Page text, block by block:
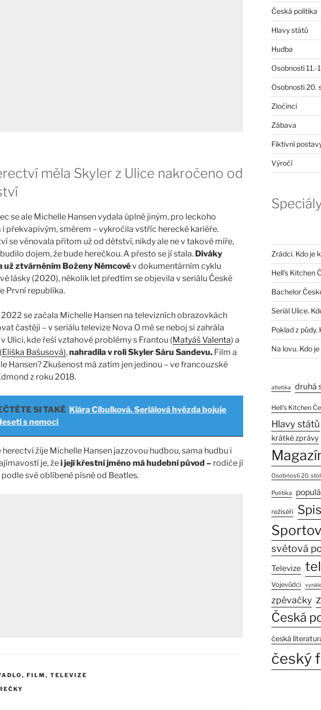
měla Skyler z Ulice nakročeno od
se ale Michelle Hansen vydala úplně jiným, pro leckoho
i překvapivým, směrem – vykročila vstříc herecké kariéře.
se věnovala přitom už od dětství, nikdy ale ne v takové míře,
dojem, že bude herečkou. A přesto se jí stala. Diváky
už ztvárněním Boženy Němcovév dokumentárním cyklu
lásky (2020), několik let předtím se objevila v seriálu České
První republika.
se začala Michelle Hansen na televizních obrazovkách
častěji – v seriálu televize Nova O mě se neboj si zahrála
Ulici, kde řeší vztahové problémy s Frantou (Matyáš Valenta) a
Eliška Bašusová),nahradila v roli Skyler Sáru Sandevu. Film a
Hansen? Zkušenost má zatím jen jedinou – ve francouzské
z roku 2018.
SI TAKÉ Klára Cibulková. Seriálová hvězda bojuje
s nemocí
herectví žije Michelle Hansen jazzovou hudbou, sama hudbu i
je, žei její křestní jméno má hudební původ – rodiče jí
podle své oblíbené písně od Beatles.
FILM, TELEVIZE
Česká politika
Hlavy států
Hudba
Osobnosti 11.-
Osobnosti 20.
Zločinci
Zábava
Fiktivní
Výročí
Zrádci. Kdo je
Hell’s Kitchen
Bachelor
Seriál Ulice.
Poklad z půdy.
Na lovu. Kdo
atletika druhá
Hell’s Kitchen
Hlavy států
krátké zprávy
Osobnosti 20.
Politika
režiséři
světová
Televize
Vojevůdci
zpěvačky
Česká
česká
český